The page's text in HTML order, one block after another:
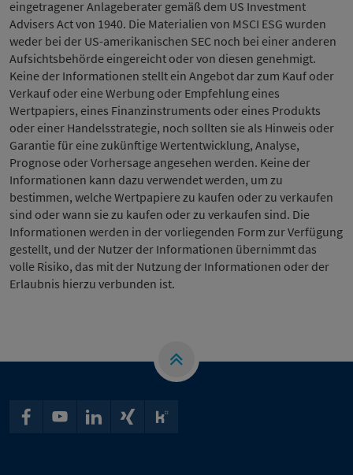
eingetragener Anlageberater gemäß dem US Investment
Advisers Act von 1940. Die Materialien von MSCI ESG wurden
weder bei der US-amerikanischen SEC noch bei einer anderen
Aufsichtsbehörde eingereicht oder von diesen genehmigt.
Keine der Informationen stellt ein Angebot dar zum Kauf oder
Verkauf oder eine Werbung oder Empfehlung eines
Wertpapiers, eines Finanzinstruments oder eines Produkts
oder einer Handelsstrategie, noch sollten sie als Hinweis oder
Garantie für eine zukünftige Wertentwicklung, Analyse,
Prognose oder Vorhersage angesehen werden. Keine der
Informationen kann dazu verwendet werden, um zu
bestimmen, welche Wertpapiere zu kaufen oder zu verkaufen
sind oder wann sie zu kaufen oder zu verkaufen sind. Die
Informationen werden in der vorliegenden Form zur Verfügung
gestellt, und der Nutzer der Informationen übernimmt das
volle Risiko, das mit der Nutzung der Informationen oder der
Erlaubnis hierzu verbunden ist.